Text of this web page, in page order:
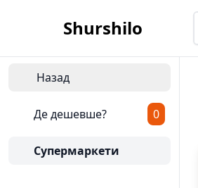
Shurshilo
Назад
Де дешевше? 0
Супермаркети